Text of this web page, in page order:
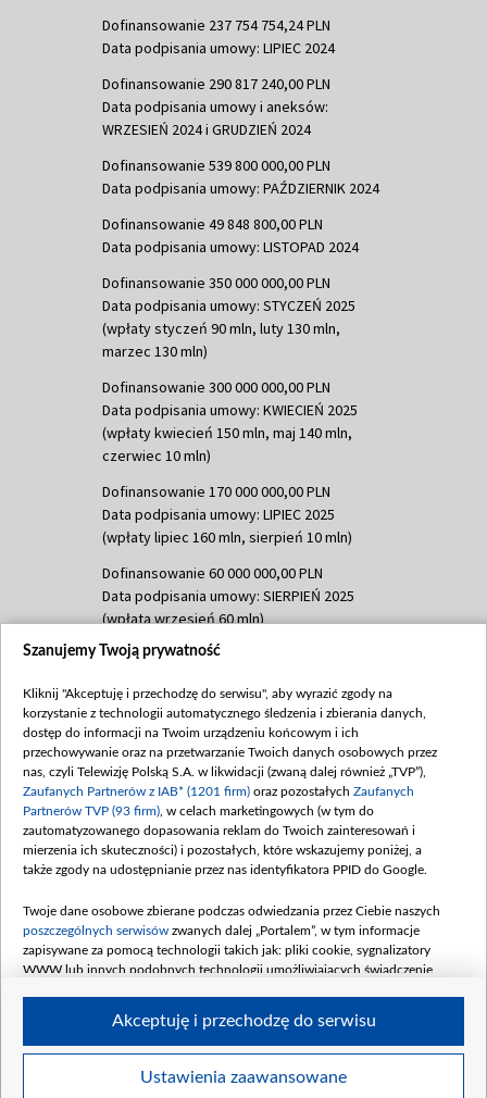
Dofinansowanie 237 754 754,24 PLN
Data podpisania umowy: LIPIEC 2024
Dofinansowanie 290 817 240,00 PLN
Data podpisania umowy i aneksów:
WRZESIEŃ 2024 i GRUDZIEŃ 2024
Dofinansowanie 539 800 000,00 PLN
Data podpisania umowy: PAŹDZIERNIK 2024
Dofinansowanie 49 848 800,00 PLN
Data podpisania umowy: LISTOPAD 2024
Dofinansowanie 350 000 000,00 PLN
Data podpisania umowy: STYCZEŃ 2025
(wpłaty styczeń 90 mln, luty 130 mln,
marzec 130 mln)
Dofinansowanie 300 000 000,00 PLN
Data podpisania umowy: KWIECIEŃ 2025
(wpłaty kwiecień 150 mln, maj 140 mln,
czerwiec 10 mln)
Dofinansowanie 170 000 000,00 PLN
Data podpisania umowy: LIPIEC 2025
(wpłaty lipiec 160 mln, sierpień 10 mln)
Dofinansowanie 60 000 000,00 PLN
Data podpisania umowy: SIERPIEŃ 2025
(wpłata wrzesień 60 mln)
Dofinansowanie 635 783 051,21 PLN
(wpłata wrzesień 100 mln, październik 350
mln, listopad 265 mln)
Dofinansowanie 48 862 000,00 PLN
Data podpisania umowy: GRUDZIEŃ 2025
(wpłata grudzień 60,548 mln)
Dofinansowanie 900 000 000,00 PLN
Data podpisania umowy: LUTY 2026 (wpłata
kwiecień 180 mln, 7 maja 180 mln, 8
czerwca 90 mln)
Dofinansowanie 250 000 000,00 PLN
4 sierpnia 250 mln
Szanujemy Twoją prywatność
Kliknij "Akceptuję i przechodzę do serwisu", aby wyrazić zgody na
korzystanie z technologii automatycznego śledzenia i zbierania danych,
dostęp do informacji na Twoim urządzeniu końcowym i ich
przechowywanie oraz na przetwarzanie Twoich danych osobowych przez
nas, czyli Telewizję Polską S.A. w likwidacji (zwaną dalej również „TVP”),
Zaufanych Partnerów z IAB* (1201 firm) oraz pozostałych Zaufanych
Partnerów TVP (93 firm) , w celach marketingowych (w tym do
zautomatyzowanego dopasowania reklam do Twoich zainteresowań i
mierzenia ich skuteczności) i pozostałych, które wskazujemy poniżej, a
także zgody na udostępnianie przez nas identyfikatora PPID do Google.
Twoje dane osobowe zbierane podczas odwiedzania przez Ciebie naszych
poszczególnych serwisów zwanych dalej „Portalem”, w tym informacje
zapisywane za pomocą technologii takich jak: pliki cookie, sygnalizatory
WWW lub innych podobnych technologii umożliwiających świadczenie
Twoje dane osobowe zbierane podczas odwiedzania przez Ciebie
Ustawienia zaawansowane
Akceptuję i przechodzę do serwisu